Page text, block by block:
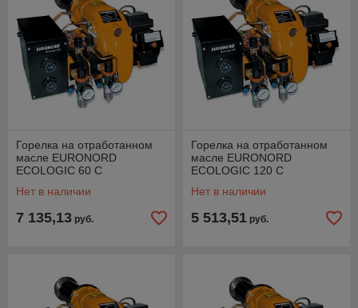
Горелка на отработанном
масле EURONORD
ECOLOGIC 60 С
Нет в наличии
7 135,13 руб.
Горелка на отработанном
масле EURONORD
ECOLOGIC 120 С
Нет в наличии
5 513,51 руб.